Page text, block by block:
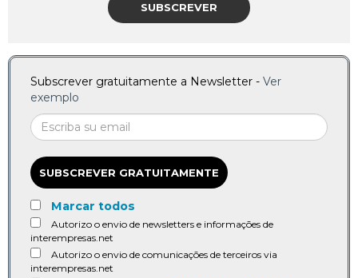
SUBSCREVER
Subscrever gratuitamente a Newsletter - Ver
exemplo
SUBSCREVER GRATUITAMENTE
Marcar todos
Autorizo o envio de newsletters e informações de
interempresas.net
Autorizo o envio de comunicações de terceiros via
interempresas.net